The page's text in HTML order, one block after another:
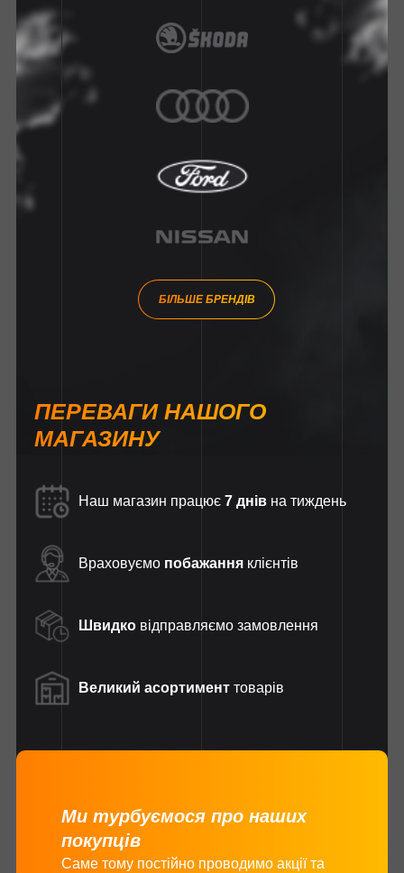
БІЛЬШЕ БРЕНДІВ
ПЕРЕВАГИ НАШОГО
МАГАЗИНУ
Наш магазин працює 7 днів на тиждень
Враховуємо побажання клієнтів
Швидко відправляємо замовлення
Великий асортимент товарів
Ми турбуємося про наших
покупців
Саме тому постійно проводимо акції та